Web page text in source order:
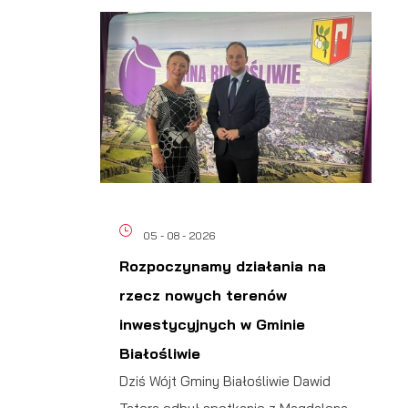
05 - 08 - 2026
Rozpoczynamy działania na
rzecz nowych terenów
inwestycyjnych w Gminie
Białośliwie
Dziś Wójt Gminy Białośliwie Dawid